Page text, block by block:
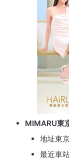
MIMARU東
地址東
最近車